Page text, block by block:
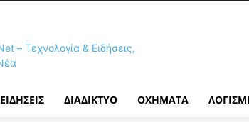
ΕΙΔΉΣΕΙΣ ΔΙΑΔΊΚΤΥΟ ΟΧΉΜΑΤΑ